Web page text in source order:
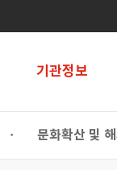
기관정보
• 문화확산 및